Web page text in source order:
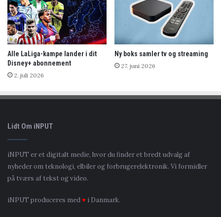
Alle LaLiga-kampe lander i dit
Disney+ abonnement
2. juli 2026
Ny boks samler tv og streaming
27. juni 2026
Lidt Om iNPUT
iNPUT er et digitalt medie, hvor du finder et bredt udvalg af
nyheder om teknologi, elbiler og forbrugerelektronik. Vi formidler
på tværs af tekst og video.
iNPUT produceres med♥ i Danmark.